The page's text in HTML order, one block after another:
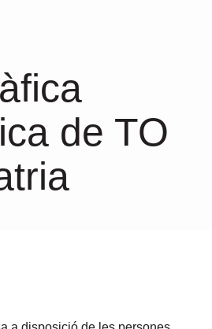
de TO